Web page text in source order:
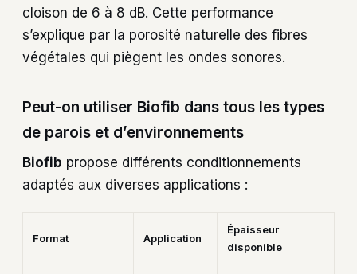
cloison de 6 à 8 dB. Cette performance
s’explique par la porosité naturelle des fibres
végétales qui piègent les ondes sonores.
Peut-on utiliser Biofib dans tous les types
de parois et d’environnements
Biofib propose différents conditionnements
adaptés aux diverses applications :
Format Application
Épaisseur
disponible